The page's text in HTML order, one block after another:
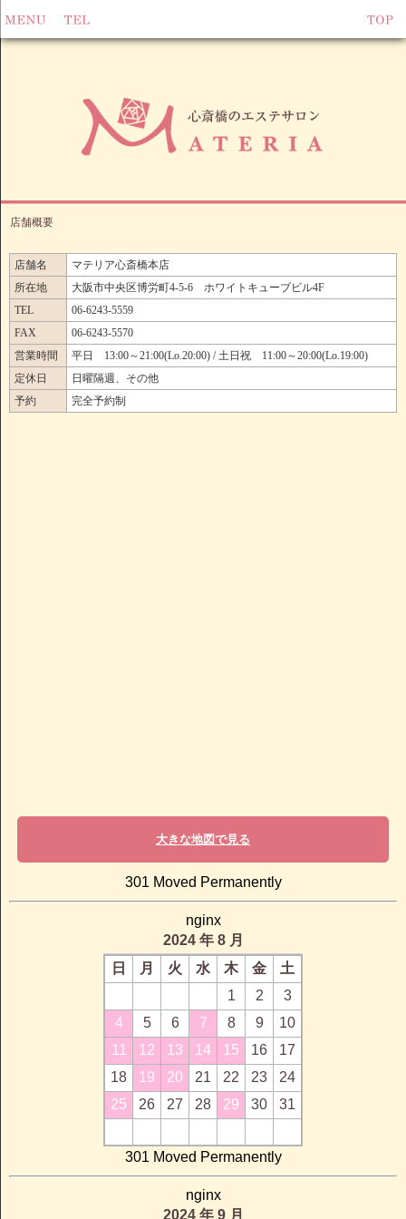
店舗概要
店舗名
マテリア心斎橋本店
所在地
大阪市中央区博労町4-5-6 ホワイトキューブビル4F
TEL
06-6243-5559
FAX
06-6243-5570
営業時間
平日 13:00～21:00(Lo.20:00) / 土日祝 11:00～20:00(Lo.19:00)
定休日
日曜隔週、その他
予約
完全予約制
大きな地図で見る